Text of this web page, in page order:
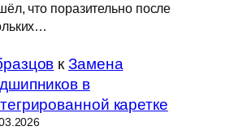
что поразительно после
кЗамена
в
каретке